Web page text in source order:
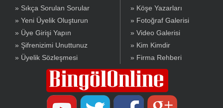
» Sıkça Sorulan Sorular
» Yeni Üyelik Oluşturun
» Üye Girişi Yapın
» Şifrenizimi Unuttunuz
» Üyelik Sözleşmesi
» Köşe Yazarları
» Fotoğraf Galerisi
» Video Galerisi
» Kim Kimdir
» Firma Rehberi